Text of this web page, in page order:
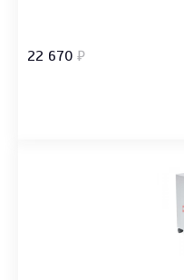
22 670 ₽